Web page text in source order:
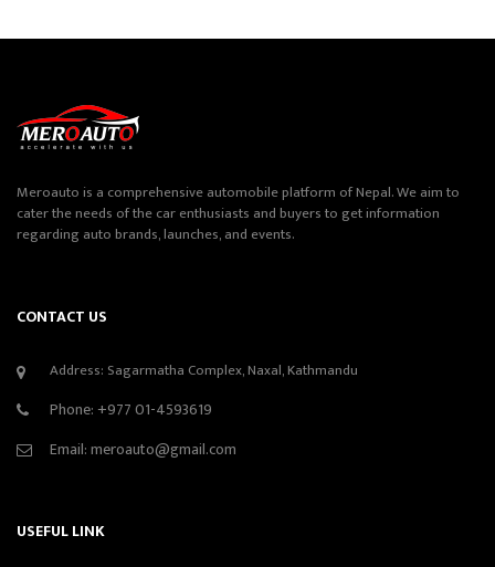
Meroauto is a comprehensive automobile platform of Nepal. We aim to
cater the needs of the car enthusiasts and buyers to get information
regarding auto brands, launches, and events.
CONTACT US
Address: Sagarmatha Complex, Naxal, Kathmandu
Phone: +977 01-4593619
Email:meroauto@gmail.com
USEFUL LINK